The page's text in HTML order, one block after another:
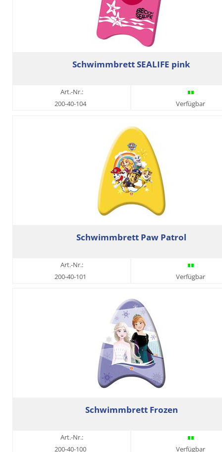
Schwimmbrett SEALIFE pink
Art.-Nr.:
200-40-104
Verfügbar
Schwimmbrett Paw Patrol
Art.-Nr.:
200-40-101
Verfügbar
Schwimmbrett Frozen
Art.-Nr.:
200-40-100
Verfügbar